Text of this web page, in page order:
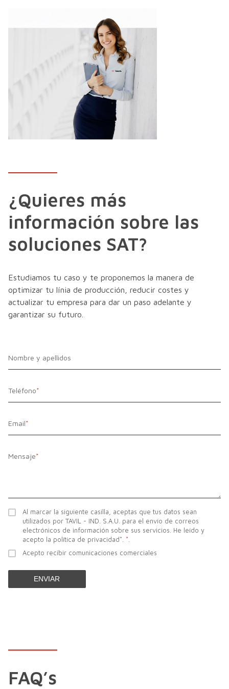
¿Quieres más
información sobre las
soluciones SAT?
Estudiamos tu caso y te proponemos la manera de
optimizar tu línia de producción, reducir costes y
actualizar tu empresa para dar un paso adelante y
garantizar su futuro.
Nombre y apellidos
Teléfono*
Email*
Mensaje*
Al marcar la siguiente casilla, aceptas que tus datos sean
utilizados por TAVIL - IND. S.A.U. para el envío de correos
electrónicos de información sobre sus servicios. He leído y
acepto la política de privacidad*. *.
Acepto recibir comunicaciones comerciales
ENVIAR
FAQ’s